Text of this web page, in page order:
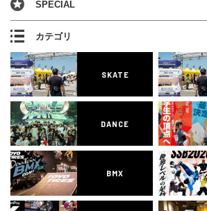
SPECIAL
カテゴリ
SKATE
DANCE
BMX